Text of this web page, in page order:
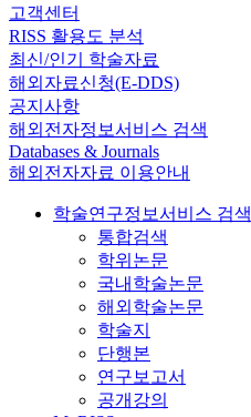
고객센터
RISS 활용도 분석
최신/인기 학술자료
해외자료신청(E-DDS)
공지사항
해외전자정보서비스 검색
Databases & Journals
해외전자자료 이용안내
학술연구정보서비스 검색
통합검색
학위논문
국내학술논문
해외학술논문
학술지
단행본
연구보고서
공개강의